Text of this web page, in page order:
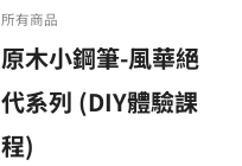
所有商品
原木小鋼筆-風華絕
代系列 (DIY體驗課
程)